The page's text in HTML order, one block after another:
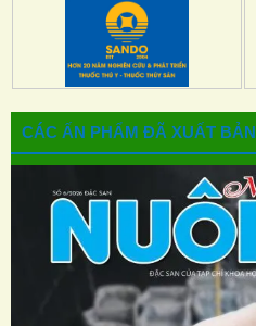
CÁC ẤN PHẨM ĐÃ XUẤT BẢN